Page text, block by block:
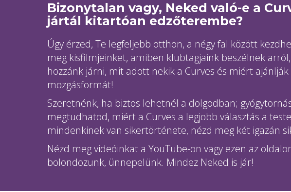
Bizonytalan vagy, Neked való-e a
jártál kitartóan edzőterembe?
Úgy érzed, Te legfeljebb otthon, a négy fal között
meg kisfilmjeinket, amiben klubtagjaink beszélnek
hozzánk járni, mit adott nekik a Curves és miért ajánlják
mozgásformát!
Szeretnénk, ha biztos lehetnél a dolgodban;
megtudhatod, miért a Curves a legjobb választás a
mindenkinek van sikertörténete, nézd meg két igazán
Nézd meg videóinkat a YouTube-on vagy ezen az
bolondozunk, ünnepelünk. Mindez Neked is jár!